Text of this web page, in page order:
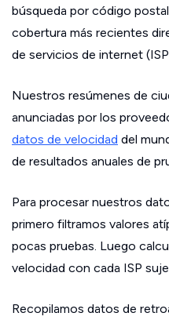
búsqueda por código
cobertura más recientes
de servicios de internet
Nuestros resúmenes de
anunciadas por los
datos de velocidad del
de resultados anuales de
Para procesar nuestros
primero filtramos valores
pocas pruebas. Luego
velocidad con cada ISP
Recopilamos datos de